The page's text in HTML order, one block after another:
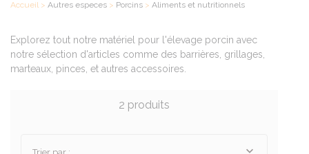
Accueil > Autres especes > Porcins > Aliments et nutritionnels
Explorez tout notre matériel pour l'élevage porcin avec
notre sélection d'articles comme des barrières, grillages,
marteaux, pinces, et autres accessoires.
2 produits